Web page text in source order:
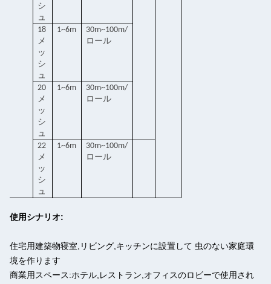
シ
ュ
18
メ
ッ
シ
ュ
1~6m
30m~100m/
ロール
20
メ
ッ
シ
ュ
1~6m
30m~100m/
ロール
22
メ
ッ
シ
ュ
1~6m
30m~100m/
ロール
使用シナリオ:
住宅用建築物寝室,リビング,キッチンに設置して 虫のない家庭環
境を作ります
商業用スペース:ホテル,レストラン,オフィスのロビーで使用され